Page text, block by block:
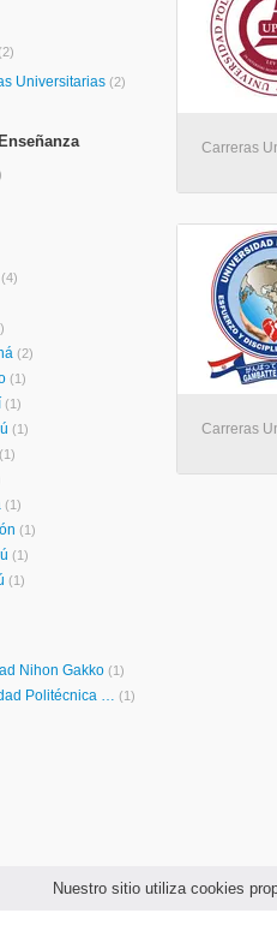
Nuestro sitio utiliza cookies
(2)
Universitarias (2)
(4)
(2)
(1)
(1)
(1)
(1)
(1)
(1)
(1)
(1)
Nihon Gakko (1)
UPAP - Universidad Politécnica y Artística del Paraguay (1)
Carreras
Carreras